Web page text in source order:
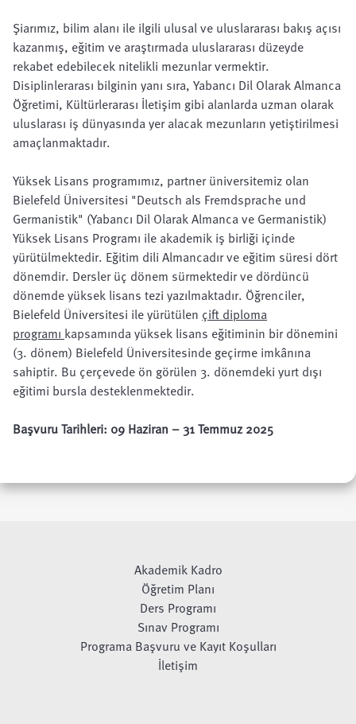
Şiarımız, bilim alanı ile ilgili ulusal ve uluslararası bakış açısı
kazanmış, eğitim ve araştırmada uluslararası düzeyde
rekabet edebilecek nitelikli mezunlar vermektir.
Disiplinlerarası bilginin yanı sıra, Yabancı Dil Olarak Almanca
Öğretimi, Kültürlerarası İletişim gibi alanlarda uzman olarak
uluslarası iş dünyasında yer alacak mezunların yetiştirilmesi
amaçlanmaktadır.
Yüksek Lisans programımız, partner üniversitemiz olan
Bielefeld Üniversitesi "Deutsch als Fremdsprache und
Germanistik" (Yabancı Dil Olarak Almanca ve Germanistik)
Yüksek Lisans Programı ile akademik iş birliği içinde
yürütülmektedir. Eğitim dili Almancadır ve eğitim süresi dört
dönemdir. Dersler üç dönem sürmektedir ve dördüncü
dönemde yüksek lisans tezi yazılmaktadır. Öğrenciler,
Bielefeld Üniversitesi ile yürütülen çift diploma
programı kapsamında yüksek lisans eğitiminin bir dönemini
(3. dönem) Bielefeld Üniversitesinde geçirme imkânına
sahiptir. Bu çerçevede ön görülen 3. dönemdeki yurt dışı
eğitimi bursla desteklenmektedir.
Başvuru Tarihleri: 09 Haziran – 31 Temmuz 2025
Akademik Kadro
Öğretim Planı
Ders Programı
Sınav Programı
Programa Başvuru ve Kayıt Koşulları
İletişim